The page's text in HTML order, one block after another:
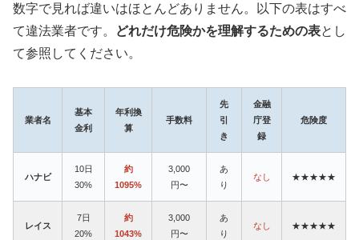
数字で見れば違いはほとんどありません。以下の表はすべ
て違法業者です。
どれだけ危険かを理解するための表とし
て参照してください。
業者名
基本
金利
年利換
算
手数料
先
引
き
金融
庁登
録
危険度
ハナビ
10日
30%
約
1095%
3,000
円〜
あ
り
なし ★★★★★
レイス
7日
20%
約
1043%
3,000
円〜
あ
り
なし ★★★★★